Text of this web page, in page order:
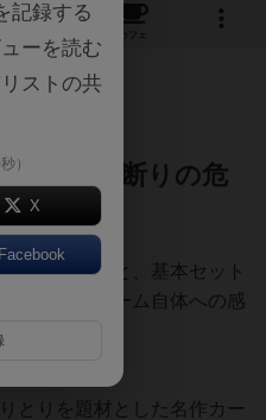
3
カフェ
前
中級者お断りの危
したゲームと、基本セット
であり、ゲーム自体への感
とりを題材とした名作カー
記録する
ーを読む
ストの共
）
X
Facebook